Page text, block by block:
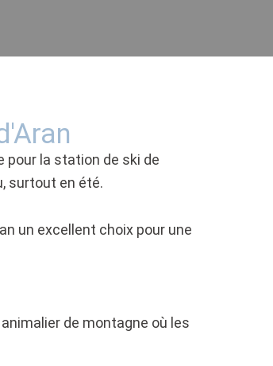
pour la station de ski de
surtout en été.
un excellent choix pour une
de montagne où les